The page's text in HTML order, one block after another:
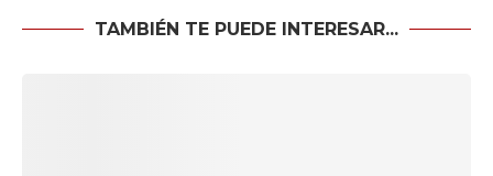
TAMBIÉN TE PUEDE INTERESAR...